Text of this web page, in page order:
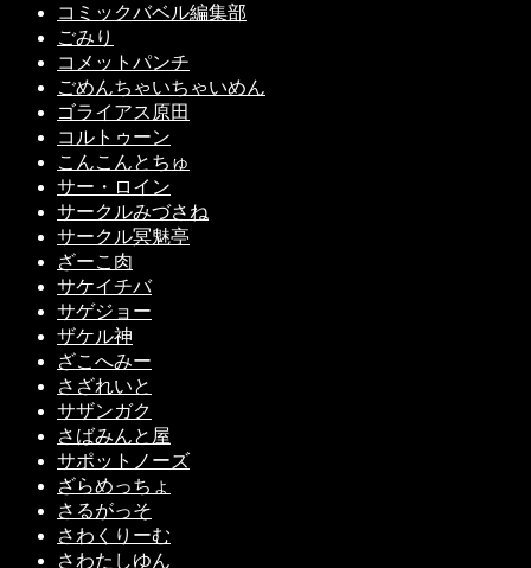
コミックバベル編集部
ごみり
コメットパンチ
ごめんちゃいちゃいめん
ゴライアス原田
コルトゥーン
こんこんとちゅ
サー・ロイン
サークルみづさね
サークル冥魅亭
ざーこ肉
サケイチバ
サゲジョー
ザケル神
ざこへみー
さざれいと
サザンガク
さばみんと屋
サポットノーズ
ざらめっちょ
さるがっそ
さわくりーむ
さわたしゆん